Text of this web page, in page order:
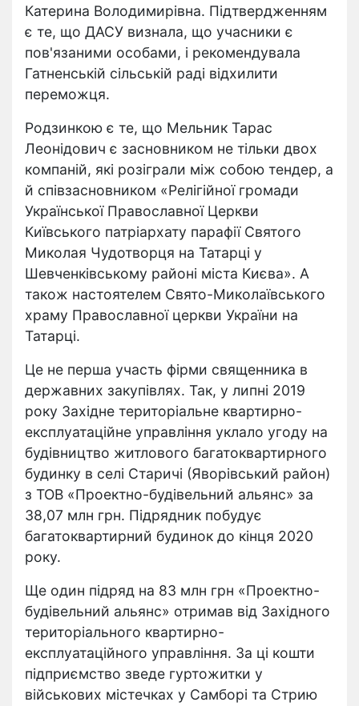
Катерина Володимирівна. Підтвердженням
є те, що ДАСУ визнала, що учасники є
пов'язаними особами, і рекомендувала
Гатненській сільській раді відхилити
переможця.
Родзинкою є те, що Мельник Тарас
Леонідович є засновником не тільки двох
компаній, які розіграли між собою тендер, а
й співзасновником «Релігійної громади
Української Православної Церкви
Київського патріархату парафії Святого
Миколая Чудотворця на Татарці у
Шевченківському районі міста Києва». А
також настоятелем Свято-Миколаївського
храму Православної церкви України на
Татарці.
Це не перша участь фірми священника в
державних закупівлях. Так, у липні 2019
року Західне територіальне квартирно-
експлуатаційне управління уклало угоду на
будівництво житлового багатоквартирного
будинку в селі Старичі (Яворівський район)
з ТОВ «Проектно-будівельний альянс» за
38,07 млн грн. Підрядник побудує
багатоквартирний будинок до кінця 2020
року.
Ще один підряд на 83 млн грн «Проектно-
будівельний альянс» отримав від Західного
територіального квартирно-
експлуатаційного управління. За ці кошти
підприємство зведе гуртожитки у
військових містечках у Самборі та Стрию